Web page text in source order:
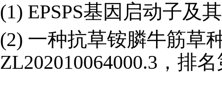
(1) EPSPS基因启动子及
(2) 一种抗草铵膦牛筋草
ZL202010064000.3，排